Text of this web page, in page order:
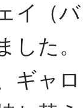
イ（
した
ギャ